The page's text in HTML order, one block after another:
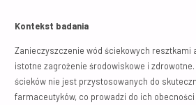
Kontekst badania
Zanieczyszczenie wód ściekowych resztkami
istotne zagrożenie środowiskowe i
ścieków nie jest przystosowanych do
farmaceutyków, co prowadzi do ich